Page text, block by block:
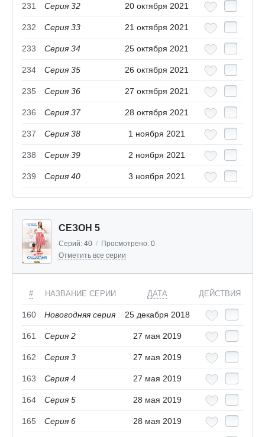
231 Серия 32 20 октября 2021
232 Серия 33 21 октября 2021
233 Серия 34 25 октября 2021
234 Серия 35 26 октября 2021
235 Серия 36 27 октября 2021
236 Серия 37 28 октября 2021
237 Серия 38 1 ноября 2021
238 Серия 39 2 ноября 2021
239 Серия 40 3 ноября 2021
СЕЗОН 5
Серий: 40 / Просмотрено: 0
Отметить все серии
# НАЗВАНИЕ СЕРИИ ДАТА ДЕЙСТВИЯ
160 Новогодняя серия 25 декабря 2018
161 Серия 2 27 мая 2019
162 Серия 3 27 мая 2019
163 Серия 4 27 мая 2019
164 Серия 5 28 мая 2019
165 Серия 6 28 мая 2019